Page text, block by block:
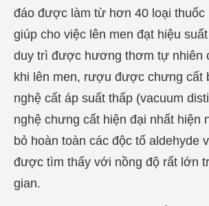
đáo được làm từ hơn 40 loại thuốc
giúp cho việc lên men đạt hiệu
duy trì được hương thơm tự nhiên
khi lên men, rượu được chưng cất
nghệ cất áp suất thấp (vacuum
nghệ chưng cất hiện đại nhất hiện
bỏ hoàn toàn các độc tố aldehyde
được tìm thấy với nồng độ rất lớn
gian.